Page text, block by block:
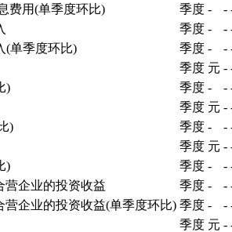
费用(单季度环比)
季度 - -
季度 - -
(单季度环比)
季度 - -
季度 元 -
)
季度 - -
季度 元 -
)
季度 - -
季度 元 -
)
季度 - -
营企业的投资收益
季度 - -
营企业的投资收益(单季度环比) 季度 - -
季度 元 -